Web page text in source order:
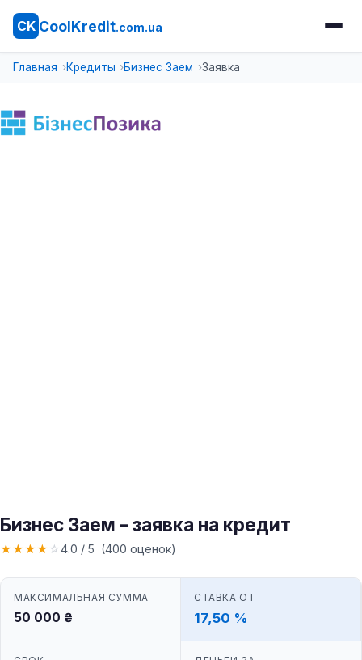
CK CoolKredit.com.ua
Главная Кредиты Бизнес Заем Заявка
Бизнес Заем – заявка на кредит
★★★★ ☆4.0 / 5 (400 оценок)
МАКСИМАЛЬНАЯ СУММА
50 000 ₴
СТАВКА ОТ
17,50 %